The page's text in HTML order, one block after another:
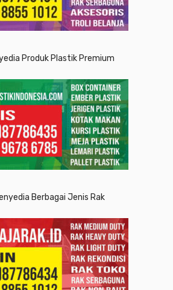
Produk Plastik Premium
Berbagai Jenis Rak